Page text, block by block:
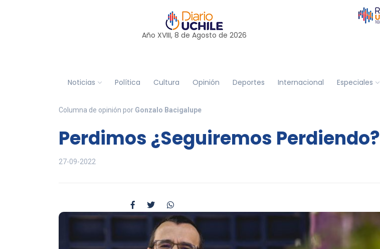
Año XVIII, 8 de Agosto de 2026
Noticias Política Cultura Opinión Deportes Internacional Especiales
Columna de opinión por Gonzalo Bacigalupe
Perdimos ¿Seguiremos Perdiendo?
27-09-2022